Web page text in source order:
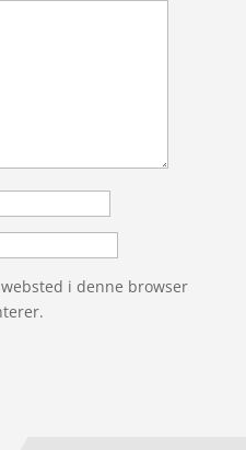
i denne browser